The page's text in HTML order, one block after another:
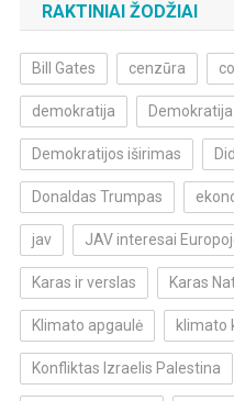
RAKTINIAI ŽODŽIAI
Bill Gates cenzūra
demokratija
Demokratijos iširimas
Donaldas Trumpas
jav JAV interesai
Karas ir verslas Karas
Klimato apgaulė klimato
Konfliktas Izraelis Palestina